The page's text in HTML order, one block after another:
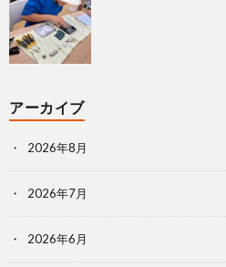
アーカイブ
2026年8月
2026年7月
2026年6月